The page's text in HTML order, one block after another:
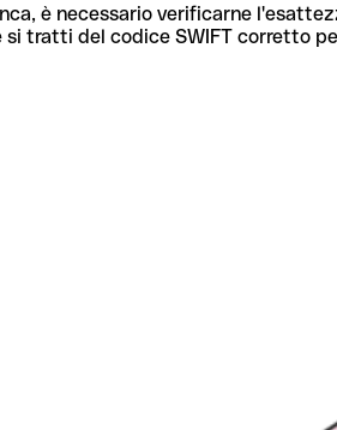
è necessario verificarne
tratti del codice SWIFT corretto